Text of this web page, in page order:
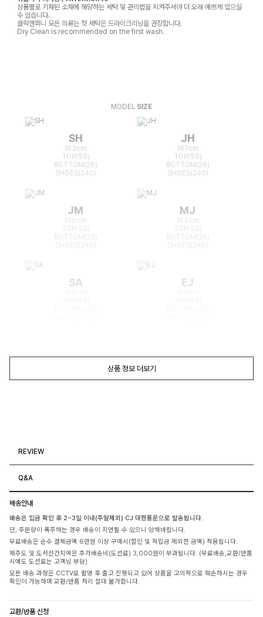
상품별로 기재된 소재에 해당하는 세탁 및 관리법을 지켜주셔야 더 오래 예쁘게 입으실
수 있습니다.
클릭앤퍼니 모든 의류는 첫 세탁은 드라이크리닝을 권장합니다.
Dry Clean is recommended on the first wash.
MODEL SIZE
SH
163cm
TOP(55)
BOTTOM(26)
SHOES(240)
JH
167cm
TOP(55)
BOTTOM(26)
SHOES(240)
JM
166cm
TOP(55)
BOTTOM(25)
MJ
164cm
TOP(55)
BOTTOM(26)
SA EJ
상품 정보 더보기
REVIEW
Q&A
배송안내
배송은 입금 확인 후 2~3일 이내(주말제외) CJ 대한통운으로 발송됩니다.
단, 주문량이 폭주하는 경우 배송이 지연될 수 있으니 양해바랍니다.
무료배송은 순수 결제금액 6만원 이상 구매시(할인 및 적립금 제외한 금액) 적용됩니다.
제주도 및 도서산간지역은 추가배송비(도선료) 3,000원이 부과됩니다. (무료배송,교환/반품
시에도 도선료는 고객님 부담)
모든 배송 과정은 CCTV로 촬영 후 출고 진행되고 있어 상품을 고의적으로 훼손하시는 경우
확인이 가능하며 교환/반품 처리 절대 불가합니다.
교환/반품 신청